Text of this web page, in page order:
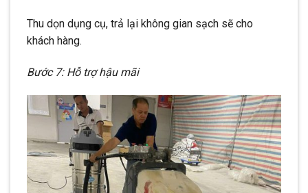
Thu dọn dụng cụ, trả lại không gian sạch sẽ cho
khách hàng.
Bước 7: Hỗ trợ hậu mãi